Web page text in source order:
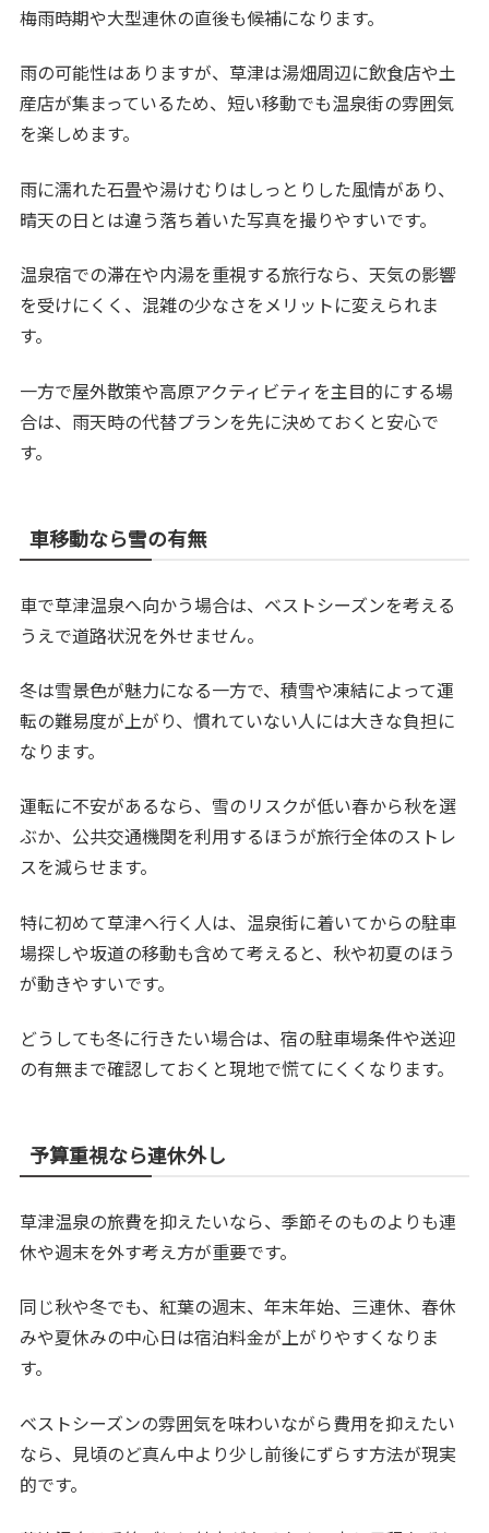
梅雨時期や大型連休の直後も候補になります。
雨の可能性はありますが、草津は湯畑周辺に飲食店や土
産店が集まっているため、短い移動でも温泉街の雰囲気
を楽しめます。
雨に濡れた石畳や湯けむりはしっとりした風情があり、
晴天の日とは違う落ち着いた写真を撮りやすいです。
温泉宿での滞在や内湯を重視する旅行なら、天気の影響
を受けにくく、混雑の少なさをメリットに変えられま
す。
一方で屋外散策や高原アクティビティを主目的にする場
合は、雨天時の代替プランを先に決めておくと安心で
す。
車移動なら雪の有無
車で草津温泉へ向かう場合は、ベストシーズンを考える
うえで道路状況を外せません。
冬は雪景色が魅力になる一方で、積雪や凍結によって運
転の難易度が上がり、慣れていない人には大きな負担に
なります。
運転に不安があるなら、雪のリスクが低い春から秋を選
ぶか、公共交通機関を利用するほうが旅行全体のストレ
スを減らせます。
特に初めて草津へ行く人は、温泉街に着いてからの駐車
場探しや坂道の移動も含めて考えると、秋や初夏のほう
が動きやすいです。
どうしても冬に行きたい場合は、宿の駐車場条件や送迎
の有無まで確認しておくと現地で慌てにくくなります。
予算重視なら連休外し
草津温泉の旅費を抑えたいなら、季節そのものよりも連
休や週末を外す考え方が重要です。
同じ秋や冬でも、紅葉の週末、年末年始、三連休、春休
みや夏休みの中心日は宿泊料金が上がりやすくなりま
す。
ベストシーズンの雰囲気を味わいながら費用を抑えたい
なら、見頃のど真ん中より少し前後にずらす方法が現実
的です。